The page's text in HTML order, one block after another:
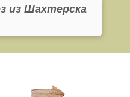
из Шахтерска